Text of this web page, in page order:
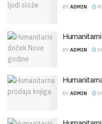
BY ADMIN
BY ADMIN
BY ADMIN